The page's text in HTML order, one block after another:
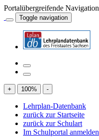
Portalübergreifende Navigation
Toggle navigation
+ 100% -
Lehrplan-Datenbank
zurück zur Startseite
zurück zur Schulart
Im Schulportal anmelden